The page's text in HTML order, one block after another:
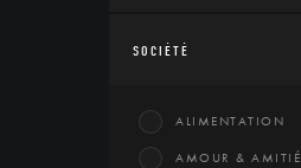
SOCIÉTÉ
ALIMENTATION
AMOUR & AMITIÉ